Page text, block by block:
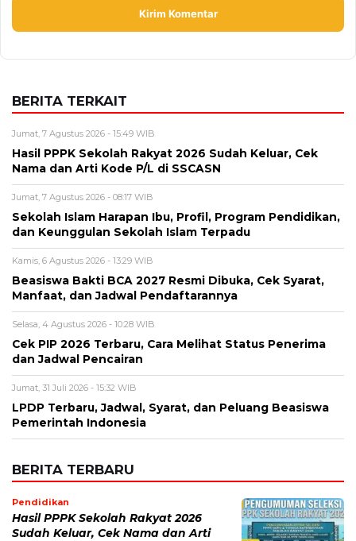
BERITA TERKAIT
Jumat, 7 Agustus 2026 - 15:49 WIB
Hasil PPPK Sekolah Rakyat 2026 Sudah Keluar, Cek
Nama dan Arti Kode P/L di SSCASN
Jumat, 7 Agustus 2026 - 08:17 WIB
Sekolah Islam Harapan Ibu, Profil, Program Pendidikan,
dan Keunggulan Sekolah Islam Terpadu
Kamis, 6 Agustus 2026 - 13:29 WIB
Beasiswa Bakti BCA 2027 Resmi Dibuka, Cek Syarat,
Manfaat, dan Jadwal Pendaftarannya
Selasa, 4 Agustus 2026 - 10:28 WIB
Cek PIP 2026 Terbaru, Cara Melihat Status Penerima
dan Jadwal Pencairan
Jumat, 31 Juli 2026 - 15:32 WIB
LPDP Terbaru, Jadwal, Syarat, dan Peluang Beasiswa
Pemerintah Indonesia
BERITA TERBARU
Pendidikan
Hasil PPPK Sekolah Rakyat 2026
Sudah Keluar, Cek Nama dan Arti